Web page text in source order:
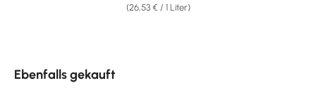
(26,53 € / 1 Liter)
Ebenfalls gekauft